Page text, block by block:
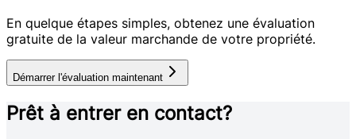
En quelque étapes simples, obtenez une évaluation
gratuite de la valeur marchande de votre propriété.
Démarrer l'évaluation maintenant
Prêt à entrer en contact?